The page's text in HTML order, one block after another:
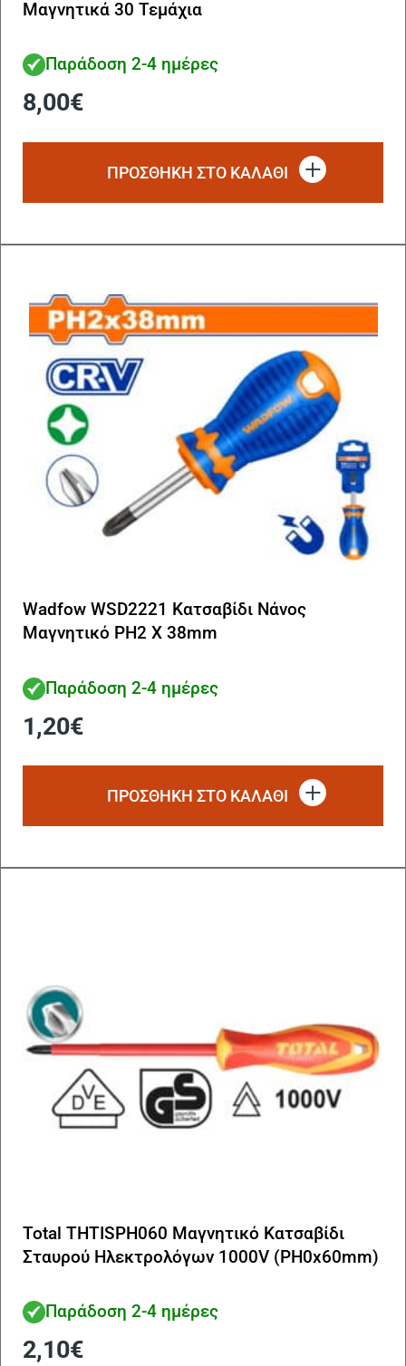
Μαγνητικά 30 Τεμάχια
Παράδοση 2-4 ημέρες
8,00€
ΠΡΟΣΘΗΚΗ ΣΤΟ ΚΑΛΑΘΙ
Wadfow WSD2221 Κατσαβίδι Νάνος
Μαγνητικό PH2 X 38mm
Παράδοση 2-4 ημέρες
1,20€
ΠΡΟΣΘΗΚΗ ΣΤΟ ΚΑΛΑΘΙ
Total THTISPH060 Μαγνητικό Κατσαβίδι
Σταυρού Ηλεκτρολόγων 1000V (PH0x60mm)
Παράδοση 2-4 ημέρες
2,10€